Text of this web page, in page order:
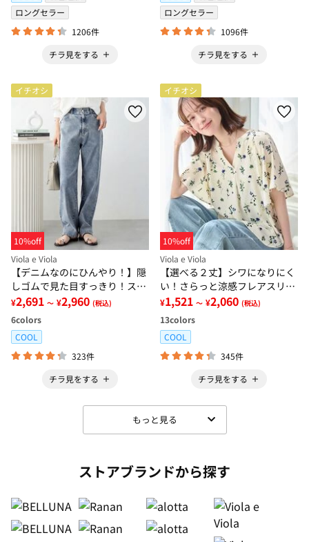
ロングセラー
1206件
チラ見をする
ロングセラー
1096件
チラ見をする
イチオシ
10%off
Viola e Viola
【デニムなのにひんやり！】隠
しゴムで見た目すっきり！スト
レッチ楽ちんデニム
¥2,691 ～ ¥2,960 (税込)
6colors
COOL
323件
チラ見をする
イチオシ
10%off
Viola e Viola
【選べる２丈】シワになりにく
い！さらっと涼感フレアスリー
ブブラウス
¥1,521 ～ ¥2,060 (税込)
13colors
COOL
345件
チラ見をする
もっと見る
ストアブランドから探す